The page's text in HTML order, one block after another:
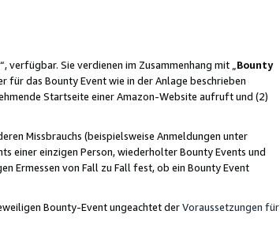
Sie verdienen im Zusammenhang mit „ Bounty
für das Bounty Event wie in der Anlage beschrieben
Startseite einer Amazon-Website aufruft und (2)
Missbrauchs (beispielsweise Anmeldungen unter
einer einzigen Person, wiederholter Bounty Events und
Ermessen von Fall zu Fall fest, ob ein Bounty Event
Bounty-Event ungeachtet derVoraussetzungen für